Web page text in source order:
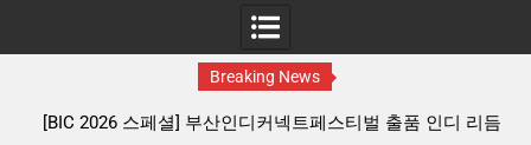
Breaking News
넥트페스티벌 출품 인디 리듬
판타지 케이팝 애니메이션 ‘고스